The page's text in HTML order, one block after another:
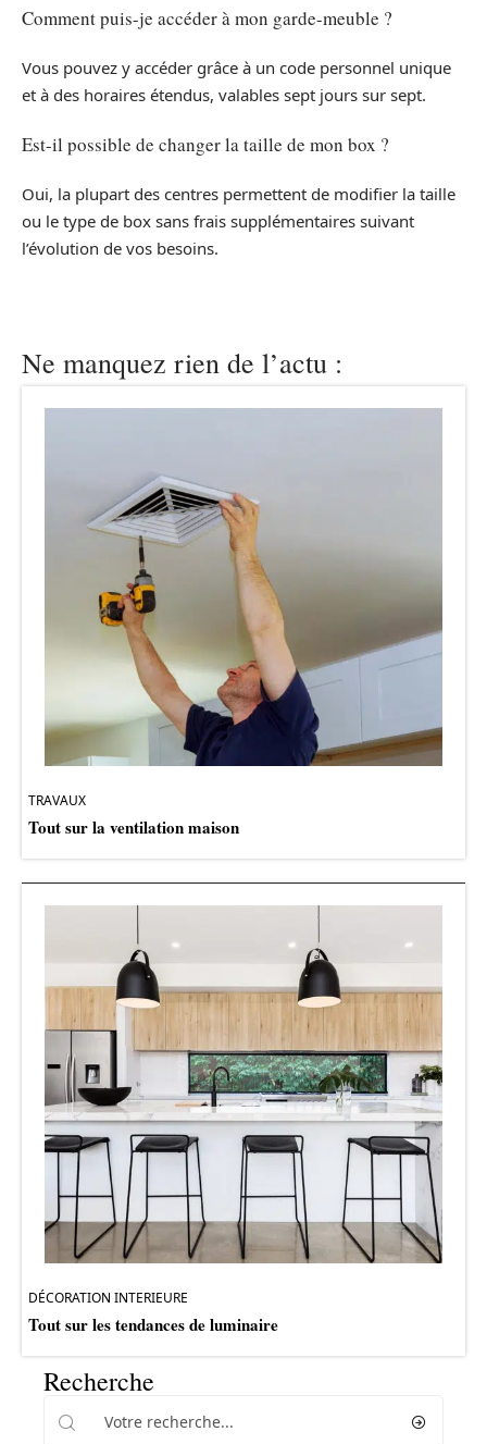
Comment puis-je accéder à mon garde-meuble ?
Vous pouvez y accéder grâce à un code personnel unique
et à des horaires étendus, valables sept jours sur sept.
Est-il possible de changer la taille de mon box ?
Oui, la plupart des centres permettent de modifier la taille
ou le type de box sans frais supplémentaires suivant
l’évolution de vos besoins.
Ne manquez rien de l’actu :
TRAVAUX
Tout sur la ventilation maison
DÉCORATION INTERIEURE
Tout sur les tendances de luminaire
Recherche